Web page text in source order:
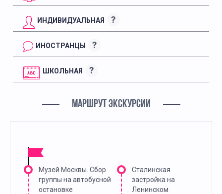
ИНДИВИДУАЛЬНАЯ ?
ИНОСТРАНЦЫ ?
ШКОЛЬНАЯ ?
МАРШРУТ ЭКСКУРСИИ
Музей Москвы. Сбор
группы на автобусной
остановке
Сталинская
застройка на
Ленинском